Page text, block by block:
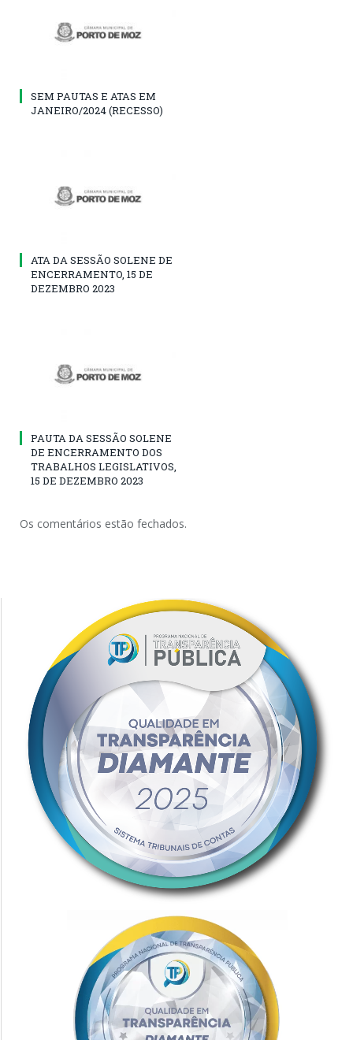
SEM PAUTAS E ATAS EM
JANEIRO/2024 (RECESSO)
ATA DA SESSÃO SOLENE DE
ENCERRAMENTO, 15 DE
DEZEMBRO 2023
PAUTA DA SESSÃO SOLENE
DE ENCERRAMENTO DOS
TRABALHOS LEGISLATIVOS,
15 DE DEZEMBRO 2023
Os comentários estão fechados.